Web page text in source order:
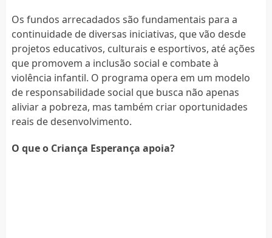
Os fundos arrecadados são fundamentais para a
continuidade de diversas iniciativas, que vão desde
projetos educativos, culturais e esportivos, até ações
que promovem a inclusão social e combate à
violência infantil. O programa opera em um modelo
de responsabilidade social que busca não apenas
aliviar a pobreza, mas também criar oportunidades
reais de desenvolvimento.
O que o Criança Esperança apoia?